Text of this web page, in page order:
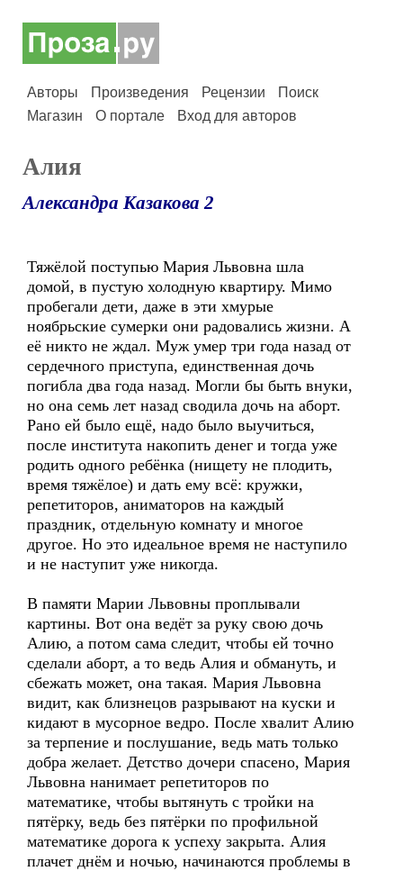
Авторы Произведения Рецензии
Поиск
Магазин
О портале Вход для авторов
Алия
Александра Казакова 2
Тяжёлой поступью Мария Львовна шла
домой, в пустую холодную квартиру. Мимо
пробегали дети, даже в эти хмурые
ноябрьские сумерки они радовались жизни. А
её никто не ждал. Муж умер три года назад от
сердечного приступа, единственная дочь
погибла два года назад. Могли бы быть внуки,
но она семь лет назад сводила дочь на аборт.
Рано ей было ещё, надо было выучиться,
после института накопить денег и тогда уже
родить одного ребёнка (нищету не плодить,
время тяжёлое) и дать ему всё: кружки,
репетиторов, аниматоров на каждый
праздник, отдельную комнату и многое
другое. Но это идеальное время не наступило
и не наступит уже никогда.
В памяти Марии Львовны проплывали
картины. Вот она ведёт за руку свою дочь
Алию, а потом сама следит, чтобы ей точно
сделали аборт, а то ведь Алия и обмануть, и
сбежать может, она такая. Мария Львовна
видит, как близнецов разрывают на куски и
кидают в мусорное ведро. После хвалит Алию
за терпение и послушание, ведь мать только
добра желает. Детство дочери спасено, Мария
Львовна нанимает репетиторов по
математике, чтобы вытянуть с тройки на
пятёрку, ведь без пятёрки по профильной
математике дорога к успеху закрыта. Алия
плачет днём и ночью, начинаются проблемы в